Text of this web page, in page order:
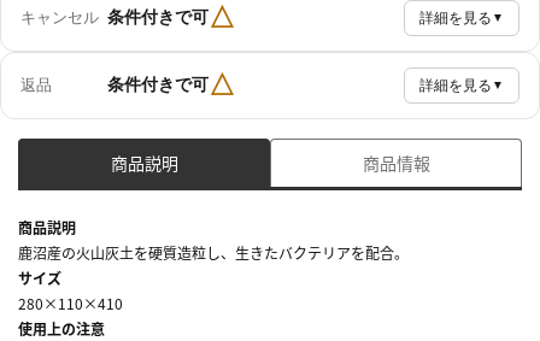
キャンセル 条件付きで可△ 詳細を見る ▼
返品 条件付きで可△ 詳細を見る ▼
商品説明 商品情報
商品説明
鹿沼産の火山灰土を硬質造粒し、生きたバクテリアを配合。
サイズ
280×110×410
使用上の注意